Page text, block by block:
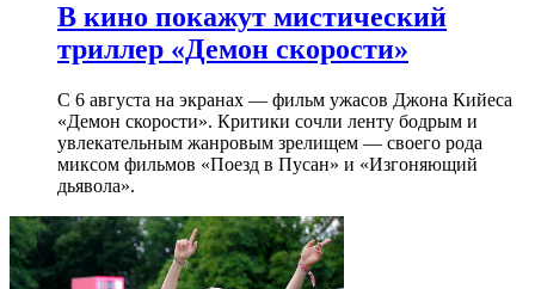
В кино покажут мистический
триллер «Демон скорости»
С 6 августа на экранах — фильм ужасов Джона Кийеса
«Демон скорости». Критики сочли ленту бодрым и
увлекательным жанровым зрелищeм — своего рода
миксом фильмов «Поезд в Пусан» и «Изгоняющий
дьявола».